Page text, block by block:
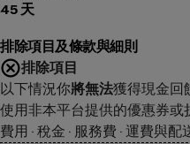
45 天
排除項目及條款與細則
排除項目
以下情況你將無法獲得現金回
使用非本平台提供的優惠券或
費用 · 稅金 · 服務費 · 運費與配